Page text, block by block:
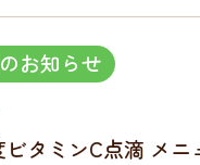
お知らせ
タミンC点滴 メニ